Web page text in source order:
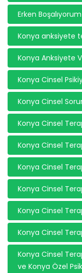
Erken
Konya anksiyete
Konya Anksiyete
Konya Cinsel
Konya Cinsel
Konya Cinsel
Konya Cinsel
Konya Cinsel
Konya Cinsel
Konya Cinsel
Konya Cinsel
Konya Cinsel
ve Konya Özel